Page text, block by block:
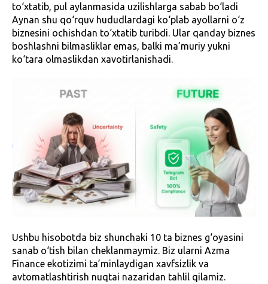
to‘xtatib, pul aylanmasida uzilishlarga sabab bo‘ladi
Aynan shu qo‘rquv hududlardagi ko‘plab ayollarni o‘z
biznesini ochishdan to‘xtatib turibdi. Ular qanday biznes
boshlashni bilmasliklar emas, balki ma’muriy yukni
ko‘tara olmaslikdan xavotirlanishadi.
Ushbu hisobotda biz shunchaki 10 ta biznes g‘oyasini
sanab o‘tish bilan cheklanmaymiz. Biz ularni Azma
Finance ekotizimi ta’minlaydigan xavfsizlik va
avtomatlashtirish nuqtai nazaridan tahlil qilamiz.